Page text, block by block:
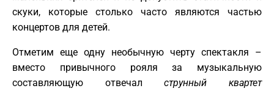
скуки, которые столько часто являются частью
концертов для детей.
Отметим еще одну необычную черту спектакля –
вместо привычного рояля за музыкальную
составляющую отвечалструнный квартет